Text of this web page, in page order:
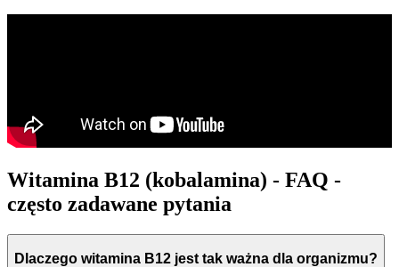
Witamina B12 (kobalamina) - FAQ -
często zadawane pytania
Dlaczego witamina B12 jest tak ważna dla organizmu?